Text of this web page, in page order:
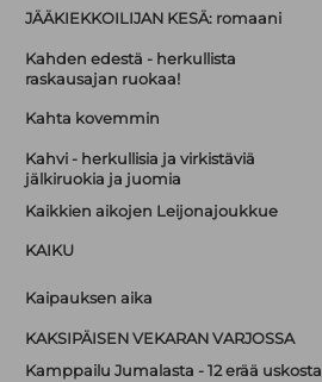
JÄÄKIEKKOILIJAN KESÄ: romaani
Kahden edestä - herkullista
raskausajan ruokaa!
Kahta kovemmin
Kahvi - herkullisia ja virkistäviä
jälkiruokia ja juomia
Kaikkien aikojen Leijonajoukkue
KAIKU
Kaipauksen aika
KAKSIPÄISEN VEKARAN VARJOSSA
Kamppailu Jumalasta - 12 erää uskosta